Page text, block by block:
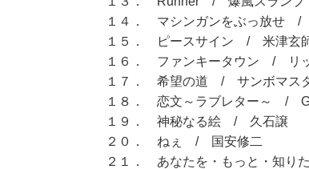
１４． マシンガンをぶっ放せ /
１５． ピースサイン / 米津玄
１６． ファンキータウン / リッ
１７． 希望の道 / サンボマス
１８． 恋文～ラブレター～ /
１９． 神秘なる絵 / 久石譲
２０． ねぇ / 国安修二
２１． あなたを・もっと・知